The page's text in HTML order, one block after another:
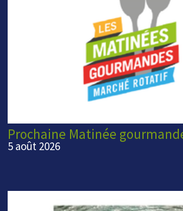
Prochaine Matinée
5 août 2026